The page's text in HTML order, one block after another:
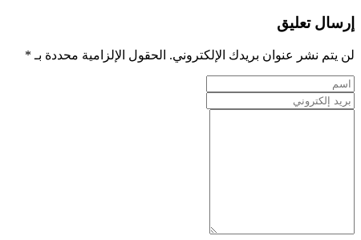
إرسال تعليق
لن يتم نشر عنوان بريدك الإلكتروني. الحقول الإلزامية محددة بـ *